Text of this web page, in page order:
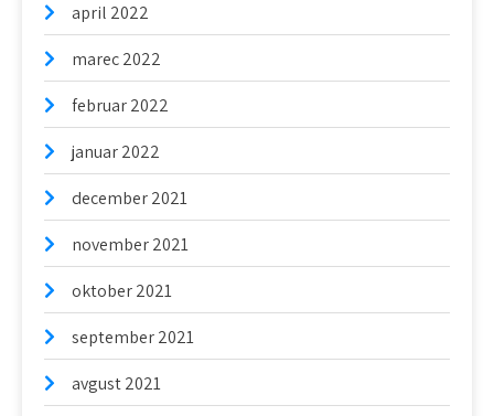
april 2022
marec 2022
februar 2022
januar 2022
december 2021
november 2021
oktober 2021
september 2021
avgust 2021